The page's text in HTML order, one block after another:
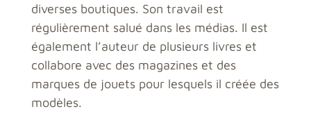
diverses boutiques. Son travail est
régulièrement salué dans les médias. Il est
également l’auteur de plusieurs livres et
collabore avec des magazines et des
marques de jouets pour lesquels il créée des
modèles.